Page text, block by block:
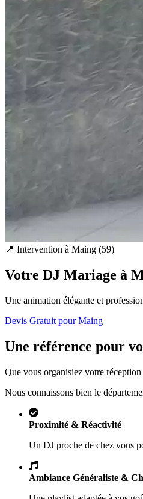
📍 Intervention à Maing (59)
Votre DJ Mariage à
Une animation élégante et
Devis Gratuit pourMaing
Une référence pour
Que vous organisiez votre
Nous connaissons bien le
Proximité & Réactivité
Un DJ proche de chez vous
Ambiance Généraliste &